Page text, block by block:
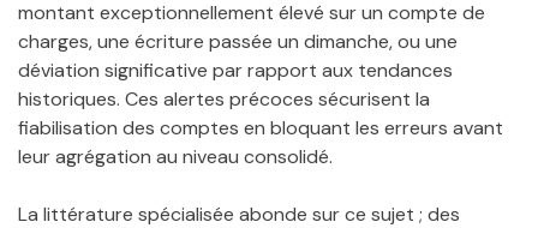
montant exceptionnellement élevé sur un compte de
charges, une écriture passée un dimanche, ou une
déviation significative par rapport aux tendances
historiques. Ces alertes précoces sécurisent la
fiabilisation des comptes en bloquant les erreurs avant
leur agrégation au niveau consolidé.
La littérature spécialisée abonde sur ce sujet ; des